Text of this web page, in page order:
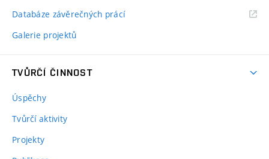
Databáze závěrečných prácí
Galerie projektů
TVŮRČÍ ČINNOST
Úspěchy
Tvůrčí aktivity
Projekty